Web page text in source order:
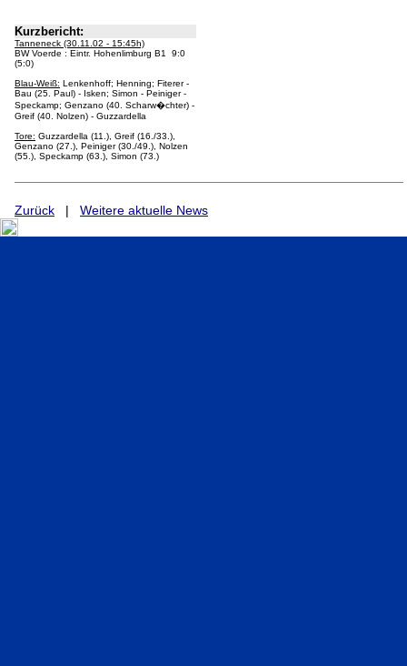
Kurzbericht:
Tanneneck (30.11.02 - 15:45h)
BW Voerde : Eintr. Hohenlimburg B1 9:0
(5:0)
Blau-Weiß: Lenkenhoff; Henning; Fiterer -
Bau (25. Paul) - Isken; Simon - Peiniger -
Speckamp; Genzano (40. Scharw�chter) -
Greif (40. Nolzen) - Guzzardella
Tore: Guzzardella (11.), Greif (16./33.),
Genzano (27.), Peiniger (30./49.), Nolzen
(55.), Speckamp (63.), Simon (73.)
Zurück | Weitere aktuelle News